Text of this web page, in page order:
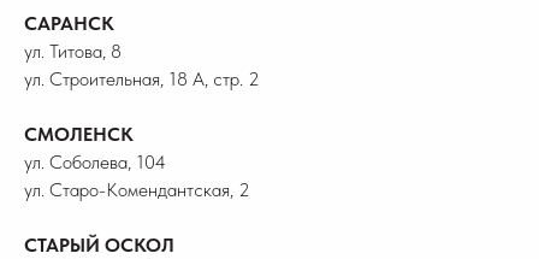
САРАНСК
ул. Титова, 8
ул. Строительная, 18 А, стр. 2
СМОЛЕНСК
ул. Соболева, 104
ул. Старо-Комендантская, 2
СТАРЫЙ ОСКОЛ